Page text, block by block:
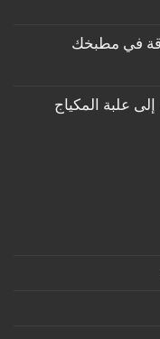
علبة المكياج